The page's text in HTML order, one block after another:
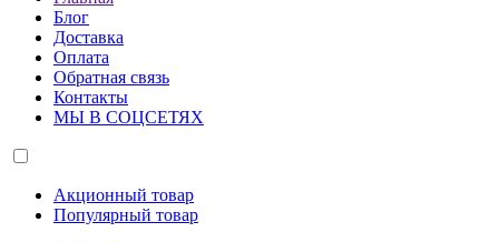
Блог
Доставка
Оплата
Обратная связь
Контакты
МЫ В СОЦСЕТЯХ
Акционный товар
Популярный товар